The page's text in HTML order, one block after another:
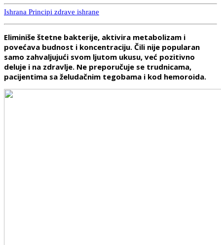
Ishrana Principi zdrave ishrane
Eliminiše štetne bakterije, aktivira metabolizam i
povećava budnost i koncentraciju. Čili nije popularan
samo zahvaljujući svom ljutom ukusu, već pozitivno
deluje i na zdravlje. Ne preporučuje se trudnicama,
pacijentima sa želudačnim tegobama i kod hemoroida.